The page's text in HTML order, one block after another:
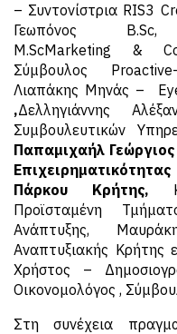
– Συντονίστρια RIS3
Γεωπόνος B.Sc,
M.ScMarketing &
Σύμβουλος
Λιαπάκης Μηνάς –
,Δελληγιάννης
Συμβουλευτικών
Παπαμιχαήλ
Πάρκου Κρήτης,
Προϊσταμένη
Ανάπτυξης,
Αναπτυξιακής Κρήτης
Χρήστος –
Οικονομολόγος ,
Στη συνέχεια